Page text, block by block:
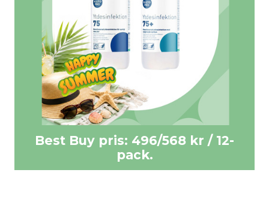
Best Buy pris: 496/568 kr / 12-
pack.